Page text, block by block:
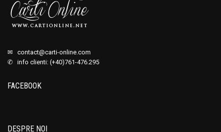
✉ contact@carti-online.com
✆ info clienti: (+40)761-476.295
FACEBOOK
DESPRE NOI